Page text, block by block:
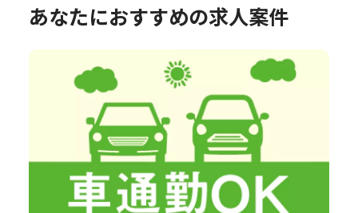
あなたにおすすめの求人案件